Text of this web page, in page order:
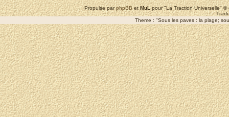
Propulse parphpBBetMuLpour "La Traction Universelle"
Theme : "Sous les paves : la plage;